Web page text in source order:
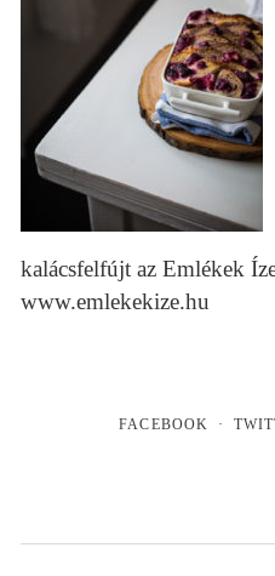
kalácsfelfújt az Emlékek
www.emlekekize.hu
FACEBOOK